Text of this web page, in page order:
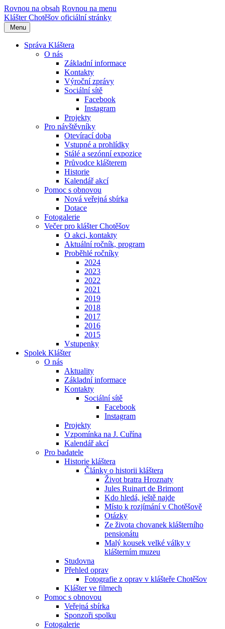
Rovnou na obsah Rovnou na menu
Klášter Chotěšov oficiální stránky
Menu
Správa Kláštera
O nás
Základní informace
Kontakty
Výroční zprávy
Sociální sítě
Facebook
Instagram
Projekty
Pro návštěvníky
Otevírací doba
Vstupné a prohlídky
Stálé a sezónní expozice
Průvodce klášterem
Historie
Kalendář akcí
Pomoc s obnovou
Nová veřejná sbírka
Dotace
Fotogalerie
Večer pro klášter Chotěšov
O akci, kontakty
Aktuální ročník, program
Proběhlé ročníky
2024
2023
2022
2021
2019
2018
2017
2016
2015
Vstupenky
Spolek Klášter
O nás
Aktuality
Základní informace
Kontakty
Sociální sítě
Facebook
Instagram
Projekty
Vzpomínka na J. Cuřína
Kalendář akcí
Pro badatele
Historie kláštera
Články o historii kláštera
Život bratra Hroznaty
Jules Ruinart de Brimont
Kdo hledá, ještě najde
Místo k rozjímání v Chotěšově
Otázky
Ze života chovanek klášterního
pensionátu
Malý kousek velké války v
klášterním muzeu
Studovna
Přehled oprav
Fotografie z oprav v klášteře Chotěšov
Klášter ve filmech
Pomoc s obnovou
Veřejná sbírka
Sponzoři spolku
Fotogalerie